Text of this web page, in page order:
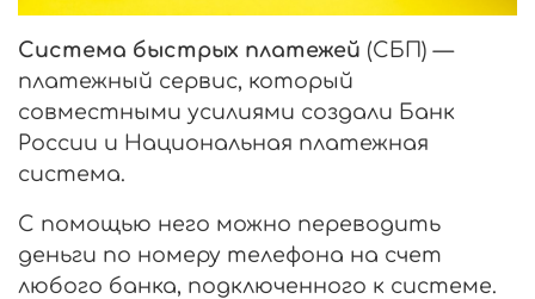
Система быстрых платежей (СБП) —
платежный сервис, который
совместными усилиями создали Банк
России и Национальная платежная
система.
С помощью него можно переводить
деньги по номеру телефона на счет
любого банка, подключенного к системе.